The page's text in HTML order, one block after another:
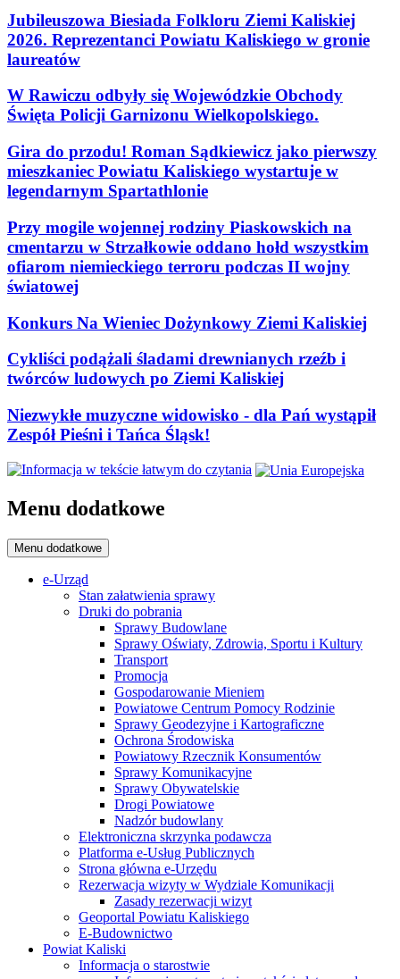
Jubileuszowa Biesiada Folkloru Ziemi Kaliskiej
2026. Reprezentanci Powiatu Kaliskiego w gronie
laureatów
W Rawiczu odbyły się Wojewódzkie Obchody
Święta Policji Garnizonu Wielkopolskiego.
Gira do przodu! Roman Sądkiewicz jako pierwszy
mieszkaniec Powiatu Kaliskiego wystartuje w
legendarnym Spartathlonie
Przy mogile wojennej rodziny Piaskowskich na
cmentarzu w Strzałkowie oddano hołd wszystkim
ofiarom niemieckiego terroru podczas II wojny
światowej
Konkurs Na Wieniec Dożynkowy Ziemi Kaliskiej
Cykliści podążali śladami drewnianych rzeźb i
twórców ludowych po Ziemi Kaliskiej
Niezwykłe muzyczne widowisko - dla Pań wystąpił
Zespół Pieśni i Tańca Śląsk!
Menu dodatkowe
Menu dodatkowe
e-Urząd
Stan załatwienia sprawy
Druki do pobrania
Sprawy Budowlane
Sprawy Oświaty, Zdrowia, Sportu i Kultury
Transport
Promocja
Gospodarowanie Mieniem
Powiatowe Centrum Pomocy Rodzinie
Sprawy Geodezyjne i Kartograficzne
Ochrona Środowiska
Powiatowy Rzecznik Konsumentów
Sprawy Komunikacyjne
Sprawy Obywatelskie
Drogi Powiatowe
Nadzór budowlany
Elektroniczna skrzynka podawcza
Platforma e-Usług Publicznych
Strona główna e-Urzędu
Rezerwacja wizyty w Wydziale Komunikacji
Zasady rezerwacji wizyt
Geoportal Powiatu Kaliskiego
E-Budownictwo
Powiat Kaliski
Informacja o starostwie